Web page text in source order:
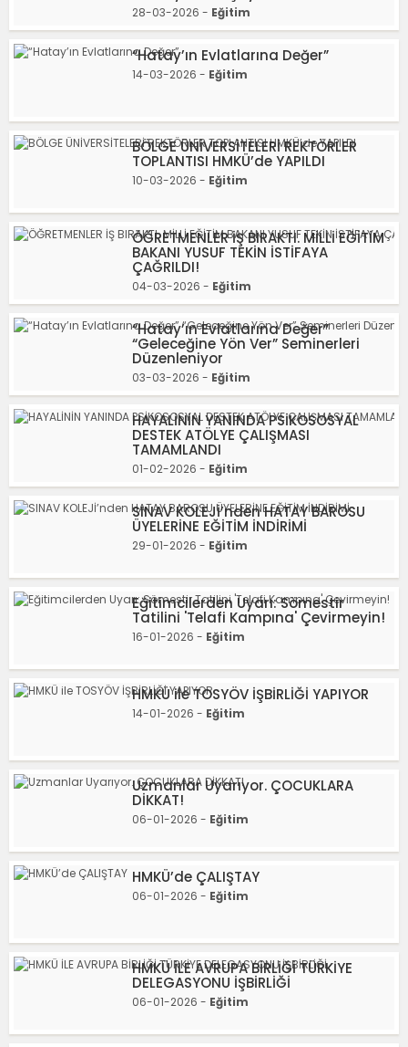
28-03-2026 - Eğitim
“Hatay’ın Evlatlarına Değer”
14-03-2026 - Eğitim
BÖLGE ÜNİVERSİTELERİ REKTÖRLER
TOPLANTISI HMKÜ’de YAPILDI
10-03-2026 - Eğitim
ÖĞRETMENLER İŞ BIRAKTI. MİLLİ EĞİTİM
BAKANI YUSUF TEKİN İSTİFAYA
ÇAĞRILDI!
04-03-2026 - Eğitim
“Hatay’ın Evlatlarına Değer”
“Geleceğine Yön Ver” Seminerleri
Düzenleniyor
03-03-2026 - Eğitim
HAYALİNİN YANINDA PSİKOSOSYAL
DESTEK ATÖLYE ÇALIŞMASI
TAMAMLANDI
01-02-2026 - Eğitim
SINAV KOLEJİ’nden HATAY BAROSU
ÜYELERİNE EĞİTİM İNDİRİMİ
29-01-2026 - Eğitim
Eğitimcilerden Uyarı: Sömestir
Tatilini 'Telafi Kampına' Çevirmeyin!
16-01-2026 - Eğitim
HMKÜ ile TOSYÖV İŞBİRLİĞİ YAPIYOR
14-01-2026 - Eğitim
Uzmanlar Uyarıyor. ÇOCUKLARA
DİKKAT!
06-01-2026 - Eğitim
HMKÜ’de ÇALIŞTAY
06-01-2026 - Eğitim
HMKÜ İLE AVRUPA BİRLİĞİ TÜRKİYE
DELEGASYONU İŞBİRLİĞİ
06-01-2026 - Eğitim